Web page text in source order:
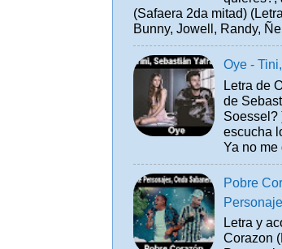
(Safaera 2da mitad)
Bunny, Jowell, Randy,
Oye -
Letra de
de
Soessel?
escucha
Ya no me
Pobre
Letra y
Corazon